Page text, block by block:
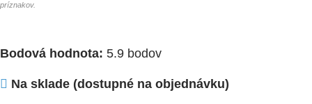
príznakov.
Bodová hodnota: 5.9 bodov
Na sklade (dostupné na objednávku)